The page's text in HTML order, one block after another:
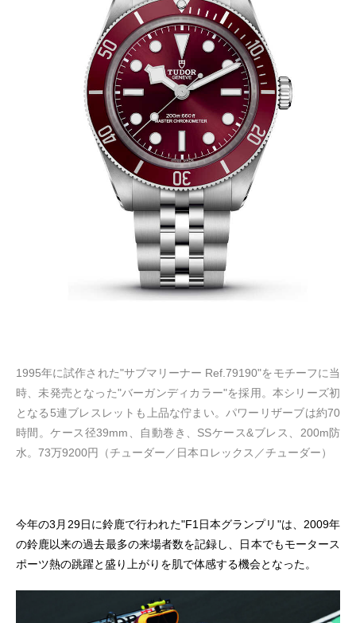
1995年に試作された"サブマリーナー Ref.79190"をモチーフに当
時、未発売となった"バーガンディカラー"を採用。本シリーズ初
となる5連ブレスレットも上品な佇まい。パワーリザーブは約70
時間。ケース径39mm、自動巻き、SSケース&ブレス、200m防
水。73万9200円（チューダー／日本ロレックス／チューダー）
今年の3月29日に鈴鹿で行われた"F1日本グランプリ"は、2009年
の鈴鹿以来の過去最多の来場者数を記録し、日本でもモータース
ポーツ熱の跳躍と盛り上がりを肌で体感する機会となった。